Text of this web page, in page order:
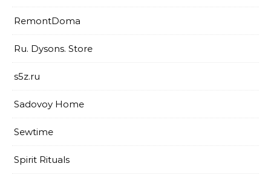
RemontDoma
Ru. Dysons. Store
s5z.ru
Sadovoy Home
Sewtime
Spirit Rituals